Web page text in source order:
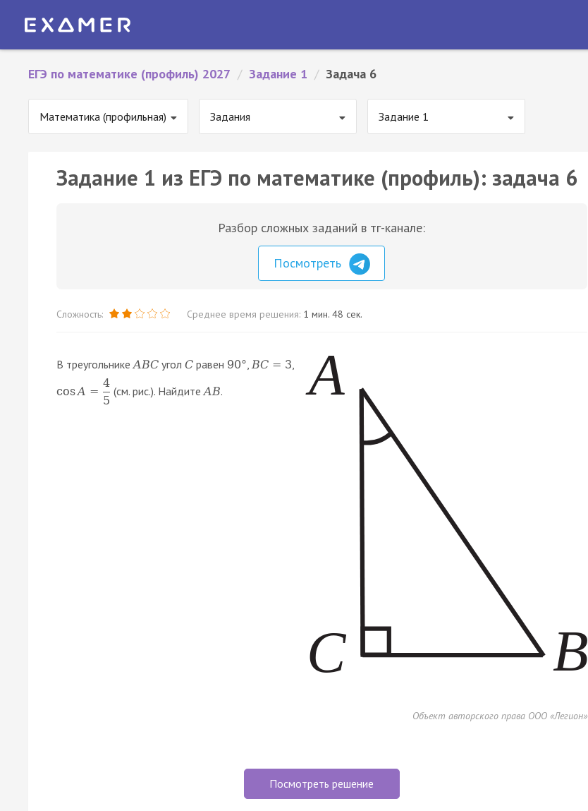
ЕГЭ по математике (профиль) 2027 / Задание 1 / Задача 6
Математика (профильная) Задания Задание 1
Задание 1 из ЕГЭ по математике (профиль): задача 6
Разбор сложных заданий в тг-канале:
Посмотреть
Сложность: Среднее время решения: 1 мин. 48 сек.
В треугольнике ABC угол C равен 90° BC = 3
cosA =
4
5
(см. рис.). Найдите AB.
Объект авторского права ООО «Легион»
Посмотреть решение